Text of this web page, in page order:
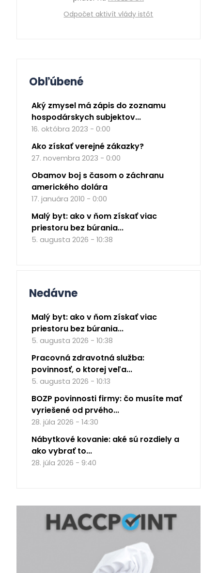
Odpočet aktivít vlády istôt
Obľúbené
Aký zmysel má zápis do zoznamu
hospodárskych subjektov...
16. októbra 2023 - 0:00
Ako získať verejné zákazky?
27. novembra 2023 - 0:00
Obamov boj s časom o záchranu
amerického dolára
17. januára 2010 - 0:00
Malý byt: ako v ňom získať viac
priestoru bez búrania...
5. augusta 2026 - 10:38
Nedávne
Malý byt: ako v ňom získať viac
priestoru bez búrania...
5. augusta 2026 - 10:38
Pracovná zdravotná služba:
povinnosť, o ktorej veľa...
5. augusta 2026 - 10:13
BOZP povinnosti firmy: čo musíte mať
vyriešené od prvého...
28. júla 2026 - 14:30
Nábytkové kovanie: aké sú rozdiely a
ako vybrať to...
28. júla 2026 - 9:40